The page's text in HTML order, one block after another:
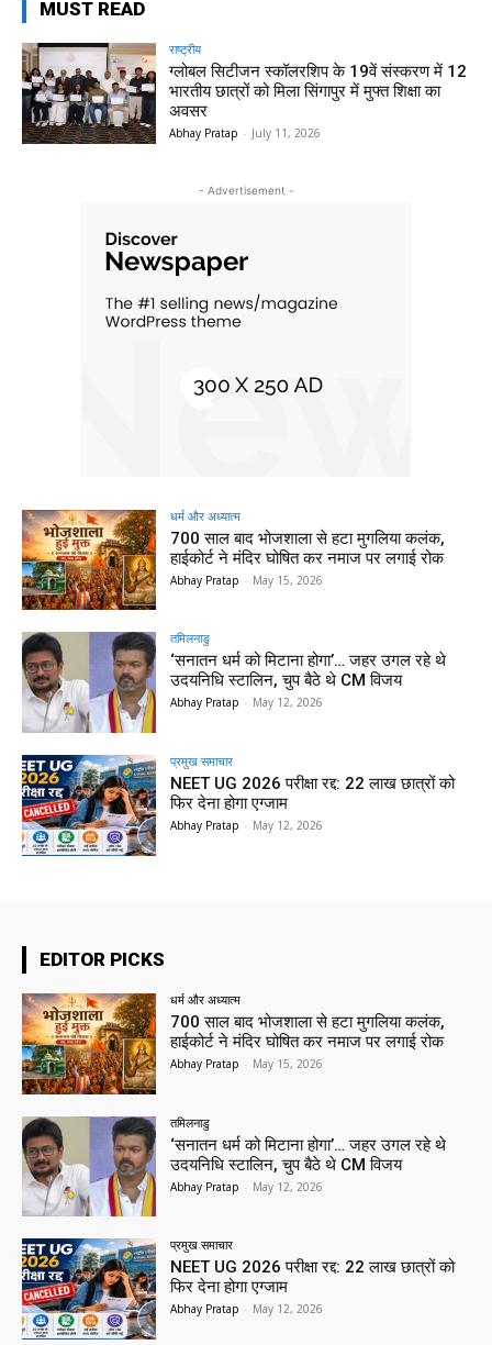
MUST READ
राष्ट्रीय
ग्लोबल सिटीजन स्कॉलरशिप के 19वें संस्करण में 12
भारतीय छात्रों को मिला सिंगापुर में मुफ्त शिक्षा का
अवसर
Abhay Pratap - July 11, 2026
- Advertisement -
धर्म और अध्यात्म
700 साल बाद भोजशाला से हटा मुगलिया कलंक,
हाईकोर्ट ने मंदिर घोषित कर नमाज पर लगाई रोक
Abhay Pratap - May 15, 2026
तमिलनाडु
‘सनातन धर्म को मिटाना होगा’… जहर उगल रहे थे
उदयनिधि स्टालिन, चुप बैठे थे CM विजय
Abhay Pratap - May 12, 2026
प्रमुख समाचार‎
NEET UG 2026 परीक्षा रद्द: 22 लाख छात्रों को
फिर देना होगा एग्जाम
Abhay Pratap - May 12, 2026
EDITOR PICKS
धर्म और अध्यात्म
700 साल बाद भोजशाला से हटा मुगलिया कलंक,
हाईकोर्ट ने मंदिर घोषित कर नमाज पर लगाई रोक
Abhay Pratap - May 15, 2026
तमिलनाडु
‘सनातन धर्म को मिटाना होगा’… जहर उगल रहे थे
उदयनिधि स्टालिन, चुप बैठे थे CM विजय
Abhay Pratap - May 12, 2026
प्रमुख समाचार‎
NEET UG 2026 परीक्षा रद्द: 22 लाख छात्रों को
फिर देना होगा एग्जाम
Abhay Pratap - May 12, 2026